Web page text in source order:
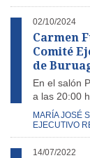
02/10/2024
Carmen
Comité
de
En el salón
a las 20:00
MARÍA JOSÉ
EJECUTIVO
14/07/2022